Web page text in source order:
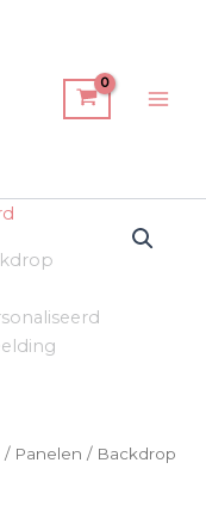
/ Panelen / Backdrop